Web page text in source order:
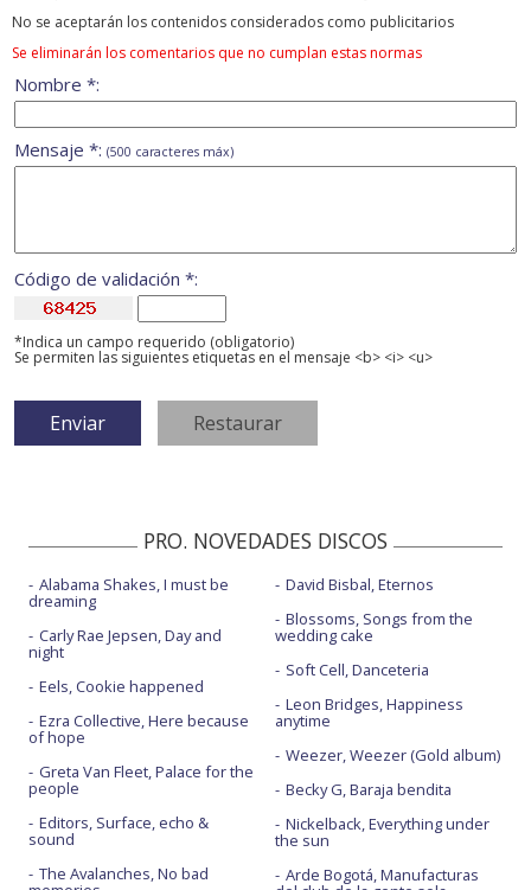
No se aceptarán los contenidos considerados como publicitarios
Se eliminarán los comentarios que no cumplan estas normas
Nombre *:
Mensaje *: (500 caracteres máx)
Código de validación *:
*Indica un campo requerido (obligatorio)
Se permiten las siguientes etiquetas en el mensaje <b> <i> <u>
PRO. NOVEDADES DISCOS
Alabama Shakes, I must be
dreaming
Carly Rae Jepsen, Day and
night
Eels, Cookie happened
Ezra Collective, Here because
of hope
Greta Van Fleet, Palace for the
people
Editors, Surface, echo &
sound
The Avalanches, No bad
David Bisbal, Eternos
Blossoms, Songs from the
wedding cake
Soft Cell, Danceteria
Leon Bridges, Happiness
anytime
Weezer, Weezer (Gold album)
Becky G, Baraja bendita
Nickelback, Everything under
the sun
Arde Bogotá, Manufacturas